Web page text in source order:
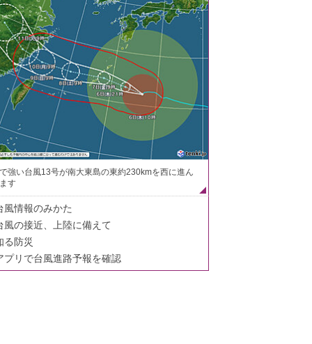
強い台風13号が南大東島の東約230kmを西に進ん
す
風情報のみかた
風の接近、上陸に備えて
る防災
プリで台風進路予報を確認